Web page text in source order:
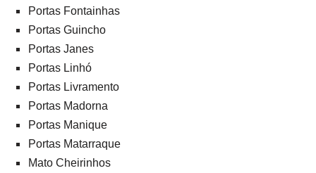
Portas Fontainhas
Portas Guincho
Portas Janes
Portas Linhó
Portas Livramento
Portas Madorna
Portas Manique
Portas Matarraque
Mato Cheirinhos